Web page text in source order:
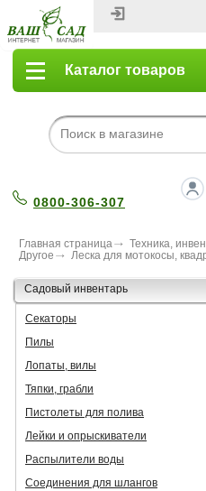
Каталог товаров
0800-306-307
Главная страница Техника,
Другое
Леска для мотокосы,
Садовый инвентарь
Секаторы
Пилы
Лопаты, вилы
Тяпки, грабли
Пистолеты для полива
Лейки и опрыскиватели
Распылители воды
Соединения для шлангов